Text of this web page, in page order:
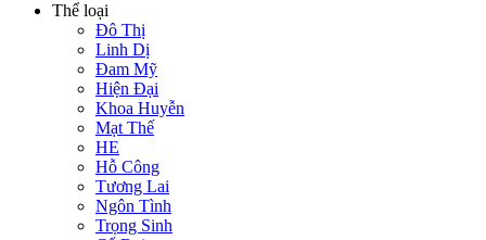
Thể loại
Đô Thị
Linh Dị
Đam Mỹ
Hiện Đại
Khoa Huyễn
Mạt Thế
HE
Hỗ Công
Tương Lai
Ngôn Tình
Trọng Sinh